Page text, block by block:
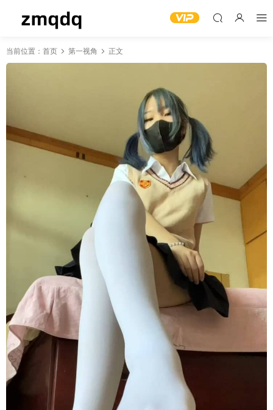
当前位置： 首页 第一视角 正文